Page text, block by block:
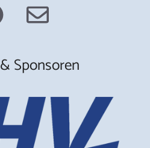
Sponsoren